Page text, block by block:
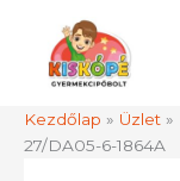
content
Kezdőlap » Üzlet »
27/DA05-6-1864A